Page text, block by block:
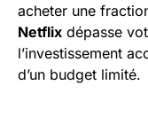
acheter une
Netflix dépasse
l’investissement
d’un budget limité.